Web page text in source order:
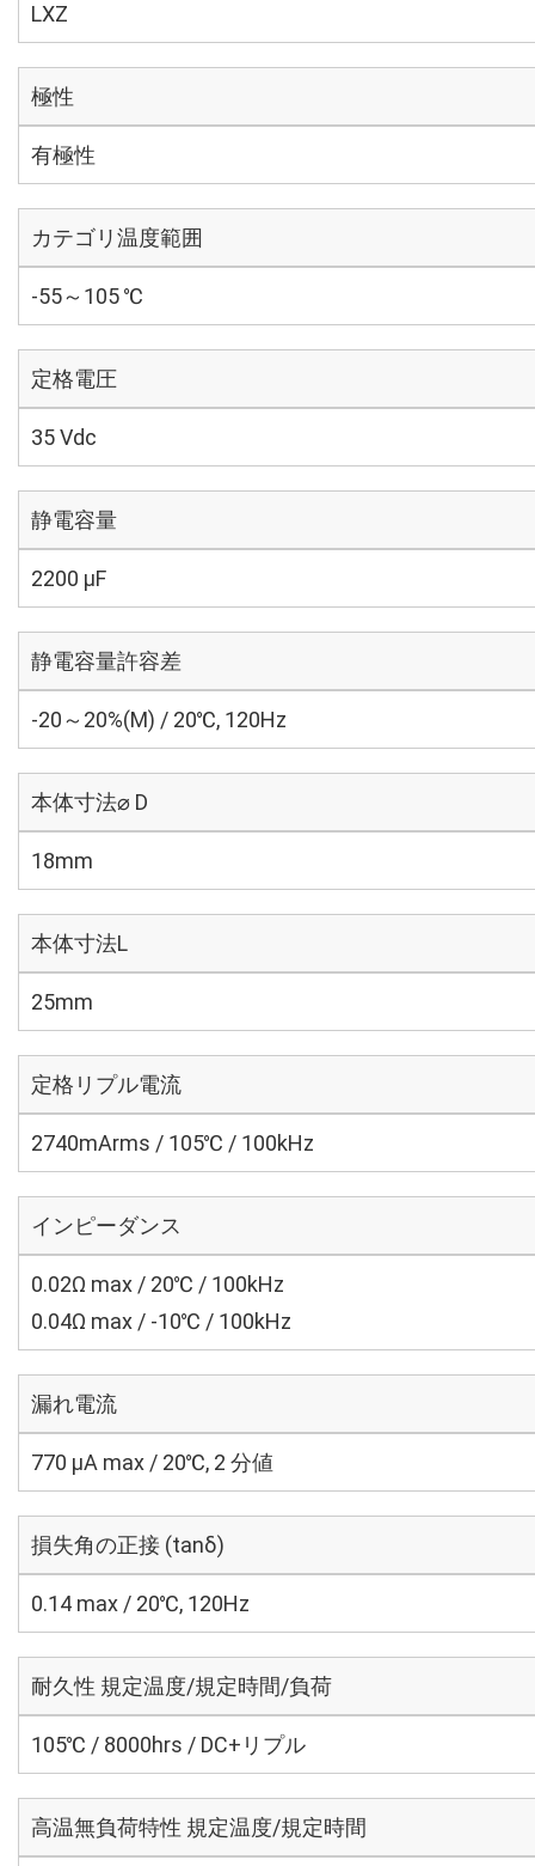
LXZ
極性
有極性
カテゴリ温度範囲
-55～105 ℃
定格電圧
35 Vdc
静電容量
2200 µF
静電容量許容差
-20～20%(M) / 20℃, 120Hz
本体寸法⌀ D
18mm
本体寸法L
25mm
定格リプル電流
2740mArms / 105℃ / 100kHz
インピーダンス
0.02Ω max / 20℃ / 100kHz
0.04Ω max / -10℃ / 100kHz
漏れ電流
770 μA max / 20℃, 2 分値
損失角の正接 (tanδ)
0.14 max / 20℃, 120Hz
耐久性 規定温度/規定時間/負荷
105℃ / 8000hrs / DC+リプル
高温無負荷特性 規定温度/規定時間